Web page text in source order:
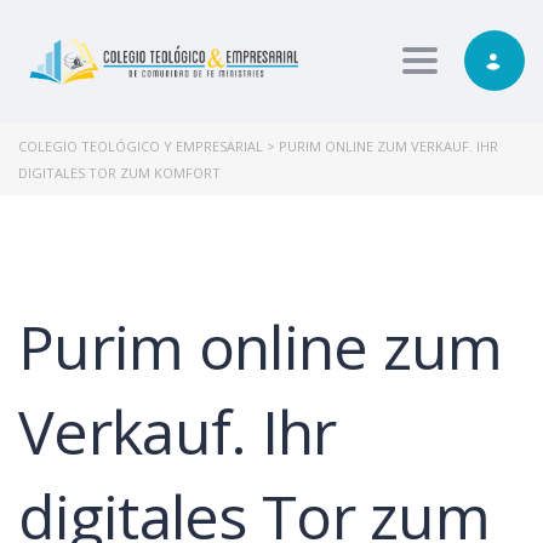
Toggle
COLEGIO TEOLÓGICO Y EMPRESARIAL > PURIM ONLINE ZUM VERKAUF. IHR
DIGITALES TOR ZUM KOMFORT
Purim online zum
Verkauf. Ihr
digitales Tor zum